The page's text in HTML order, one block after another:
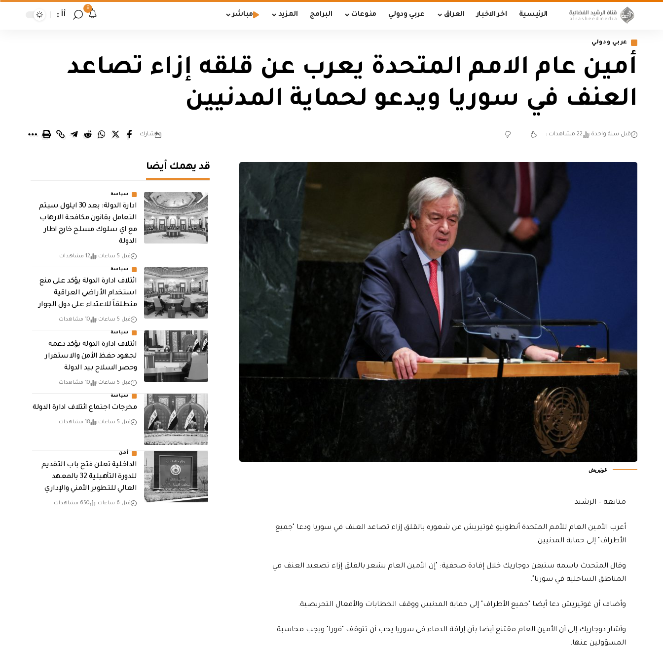
الرئيسية اخر الاخبار العراق عربي ودولي منوعات البرامج المزيد مباشر
9
أأ
عربي ودولي
أمين عام الامم المتحدة يعرب عن قلقه إزاء تصاعد
العنف في سوريا ويدعو لحماية المدنيين
قبل سنة واحدة 22 مشاهدات شارك
غوتيريش
متابعة – الرشيد
أعرب الأمين العام للأمم المتحدة أنطونيو غوتيريش عن شعوره بالقلق إزاء تصاعد العنف في سوريا ودعا "جميع
الأطراف" إلى حماية المدنيين.
وقال المتحدث باسمه ستيفن دوجاريك خلال إفادة صحفية: "إن الأمين العام يشعر بالقلق إزاء تصعيد العنف في
المناطق الساحلية في سوريا".
وأضاف أن غوتيريش دعا أيضا "جميع الأطراف" إلى حماية المدنيين ووقف الخطابات والأفعال التحريضية.
وأشار دوجاريك إلى أن الأمين العام مقتنع أيضا بأن إراقة الدماء في سوريا يجب أن تتوقف "فورا" ويجب محاسبة
المسؤولين عنها.
قد يهمك أيضا
سياسة
ادارة الدولة: بعد 30 ايلول سيتم
التعامل بقانون مكافحة الارهاب
مع اي سلوك مسلح خارج اطار
الدولة
قبل 5 ساعات 12 مشاهدات
سياسة
ائتلاف ادارة الدولة يؤكد على منع
استخدام الأراضي العراقية
منطلقاً للاعتداء على دول الجوار
قبل 5 ساعات 10 مشاهدات
سياسة
ائتلاف ادارة الدولة يؤكد دعمه
لجهود حفظ الأمن والاستقرار
وحصر السلاح بيد الدولة
قبل 5 ساعات 10 مشاهدات
سياسة
مخرجات اجتماع ائتلاف ادارة الدولة
قبل 5 ساعات 18 مشاهدات
أمن
الداخلية تعلن فتح باب التقديم
للدورة التأهيلية 32 بالمعهد
العالي للتطوير الأمني والإداري
قبل 6 ساعات 650 مشاهدات